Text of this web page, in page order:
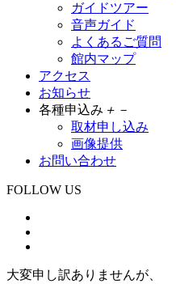
ガイドツアー
音声ガイド
よくあるご質問
館内マップ
アクセス
お知らせ
各種申込み ＋ －
取材申し込み
画像提供
お問い合わせ
FOLLOW US
大変申し訳ありませんが、